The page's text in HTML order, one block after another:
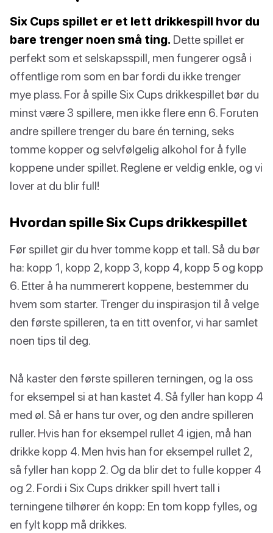
Six Cups spillet er et lett drikkespill hvor du
bare trenger noen små ting. Dette spillet er
perfekt som et selskapsspill, men fungerer også i
offentlige rom som en bar fordi du ikke trenger
mye plass. For å spille Six Cups drikkespillet bør du
minst være 3 spillere, men ikke flere enn 6. Foruten
andre spillere trenger du bare én terning, seks
tomme kopper og selvfølgelig alkohol for å fylle
koppene under spillet. Reglene er veldig enkle, og vi
lover at du blir full!
Hvordan spille Six Cups drikkespillet
Før spillet gir du hver tomme kopp et tall. Så du bør
ha: kopp 1, kopp 2, kopp 3, kopp 4, kopp 5 og kopp
6. Etter å ha nummerert koppene, bestemmer du
hvem som starter. Trenger du inspirasjon til å velge
den første spilleren, ta en titt ovenfor, vi har samlet
noen tips til deg.
Nå kaster den første spilleren terningen, og la oss
for eksempel si at han kastet 4. Så fyller han kopp 4
med øl. Så er hans tur over, og den andre spilleren
ruller. Hvis han for eksempel rullet 4 igjen, må han
drikke kopp 4. Men hvis han for eksempel rullet 2,
så fyller han kopp 2. Og da blir det to fulle kopper 4
og 2. Fordi i Six Cups drikker spill hvert tall i
terningene tilhører én kopp: En tom kopp fylles, og
en fylt kopp må drikkes.